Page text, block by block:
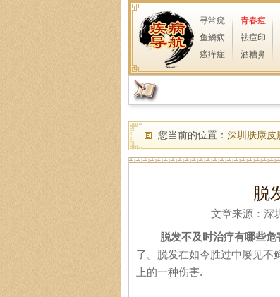
寻常疣 青春痘
鱼鳞病
祛痘印
瘙痒症
酒糟鼻
您当前的位置： 深圳肤康皮
脱
文章来源：深
脱发不及时治疗有哪些危
了。脱发在如今胜过中屡见不
上的一种伤害.